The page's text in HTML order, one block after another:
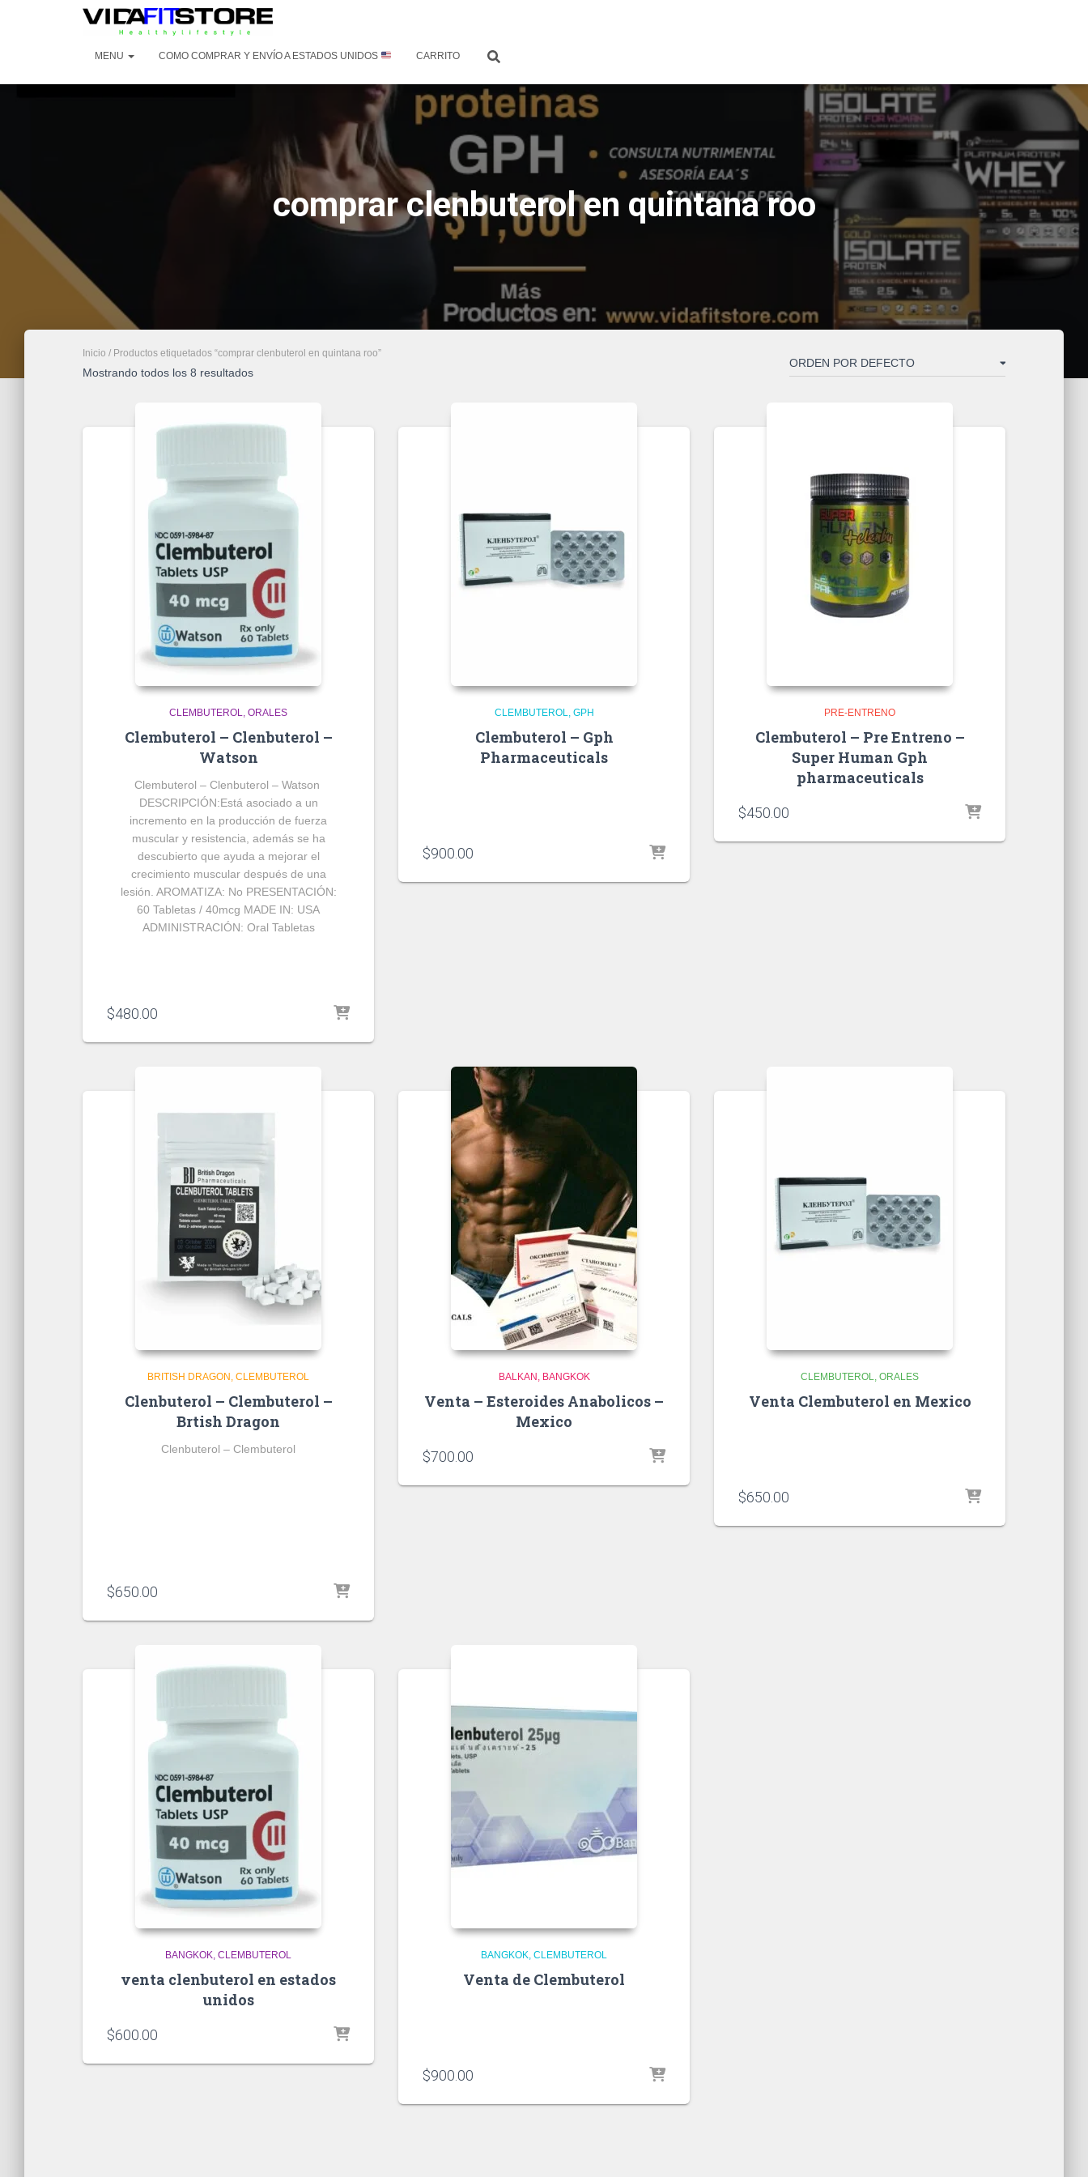
MENU COMO COMPRAR Y ENVÍO A ESTADOS UNIDOS CARRITO
comprar clenbuterol en quintana roo
Inicio / Productos etiquetados “comprar clenbuterol en quintana roo”
Mostrando todos los 8 resultados
CLEMBUTEROL ORALES
Clembuterol – Clenbuterol –
Watson
Clembuterol – Clenbuterol – Watson
DESCRIPCIÓN:Está asociado a un
incremento en la producción de fuerza
muscular y resistencia, además se ha
descubierto que ayuda a mejorar el
crecimiento muscular después de una
lesión. AROMATIZA: No PRESENTACIÓN:
60 Tabletas / 40mcg MADE IN: USA
ADMINISTRACIÓN: Oral Tabletas
$480.00
CLEMBUTEROL GPH
Clembuterol – Gph
Pharmaceuticals
$900.00
PRE-ENTRENO
Clembuterol – Pre Entreno –
Super Human Gph
pharmaceuticals
$450.00
BRITISH DRAGON CLEMBUTEROL
Clenbuterol – Clembuterol –
Brtish Dragon
Clenbuterol – Clembuterol
$650.00
BALKAN BANGKOK
Venta – Esteroides Anabolicos –
Mexico
$700.00
CLEMBUTEROL ORALES
Venta Clembuterol en Mexico
$650.00
BANGKOK CLEMBUTEROL
venta clenbuterol en estados
unidos
$600.00
BANGKOK CLEMBUTEROL
Venta de Clembuterol
$900.00